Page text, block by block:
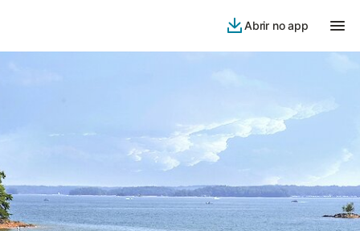
Abrir no app